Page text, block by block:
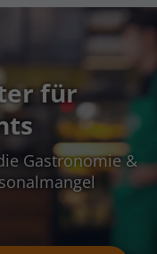
für
Gastronomie &